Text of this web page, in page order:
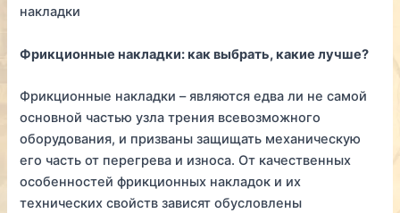
накладки
Фрикционные накладки: как выбрать, какие лучше?
Фрикционные накладки – являются едва ли не самой
основной частью узла трения всевозможного
оборудования, и призваны защищать механическую
его часть от перегрева и износа. От качественных
особенностей фрикционных накладок и их
технических свойств зависят обусловлены